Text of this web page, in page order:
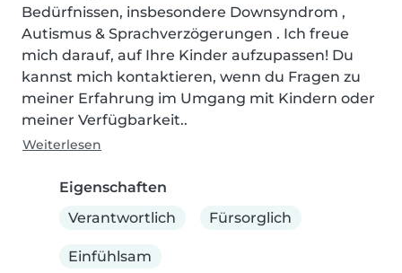
Bedürfnissen, insbesondere Downsyndrom ,
Autismus & Sprachverzögerungen . Ich freue
mich darauf, auf Ihre Kinder aufzupassen! Du
kannst mich kontaktieren, wenn du Fragen zu
meiner Erfahrung im Umgang mit Kindern oder
meiner Verfügbarkeit..
Weiterlesen
Eigenschaften
Verantwortlich
Fürsorglich
Einfühlsam